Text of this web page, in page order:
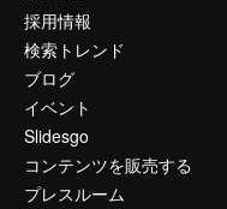
採用情報
検索トレンド
ブログ
イベント
Slidesgo
コンテンツを販売する
プレスルーム